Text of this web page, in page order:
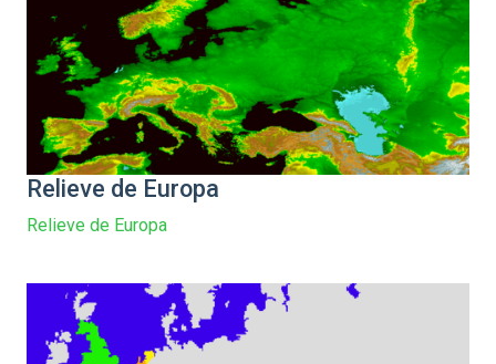
Relieve de Europa
Relieve de Europa